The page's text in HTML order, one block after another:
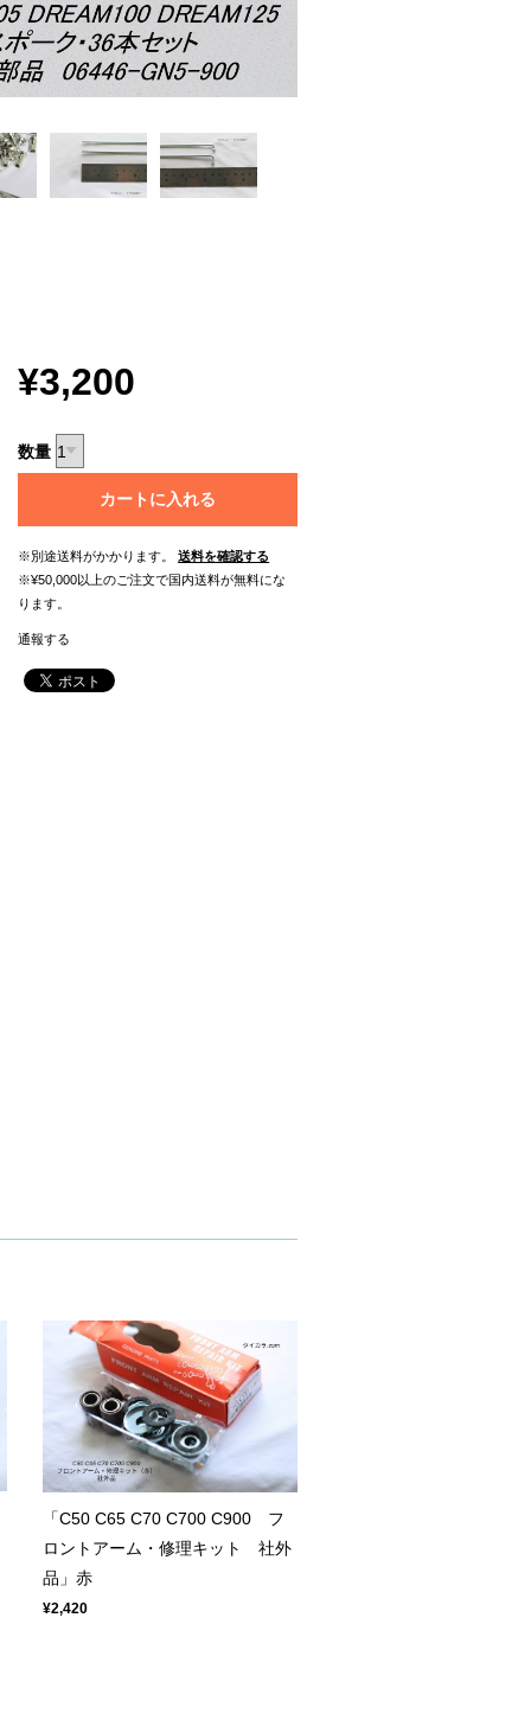
¥3,200
数量
カートに入れる
※別途送料がかかります。
送料を確認する
※¥50,000以上のご注文で国内送料が無料にな
ります。
通報する
「C50 C65 C70 C700 C900 フ
ロントアーム・修理キット 社外
品」赤
¥2,420